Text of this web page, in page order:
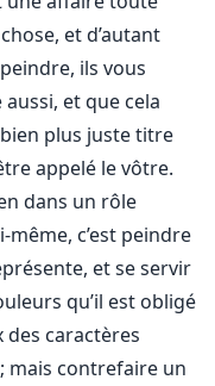
et d’autant
ils vous
et que cela
plus juste titre
appelé le vôtre.
dans un rôle
même, c’est peindre
et se servir
qu’il est obligé
des caractères
mais contrefaire un